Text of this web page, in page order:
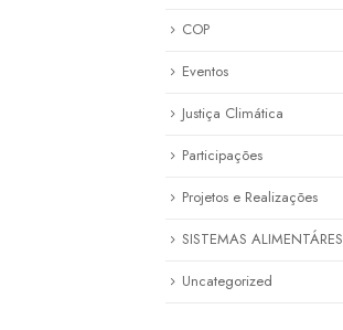
COP
Eventos
Justiça Climática
Participações
Projetos e Realizações
SISTEMAS ALIMENTÁRES
Uncategorized